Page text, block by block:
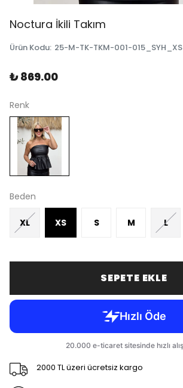
Noctura İkili Takım
Ürün Kodu: 25-M-TK-TKM-001-015_SYH_XS
₺ 869.00
Renk
Beden
XL XS S M L
SEPETE EKLE
2000 TL üzeri ücretsiz kargo